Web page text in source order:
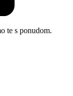
te s ponudom.